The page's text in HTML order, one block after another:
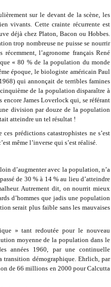
sur le devant de la scène, les
vivants. Cette crainte récurrente est
déjà chez Platon, Bacon ou Hobbes.
trop nombreuse ne puisse se nourrir
l’agronome français René
« 80 % de la population du monde
époque, le biologiste américain Paul
qui annonçait de terribles famines
de la population disparaître à
James Loverlock qui, se référant
division par douze de la population
atteindre un tel résultat !
prédictions catastrophistes ne s’est
même l’inverse qui s’est réalisé.
d’augmenter avec la population, n’a
de 30 % à 14 % au lieu d’atteindre
Autrement dit, on nourrit mieux
d’hommes que jadis une population
serait plus faible sans les mauvaises
» tant redoutée pour le nouveau
moyenne de la population dans le
années 1960, par une continuelle
transition démographique. Ehrlich, par
de 66 millions en 2000 pour Calcutta